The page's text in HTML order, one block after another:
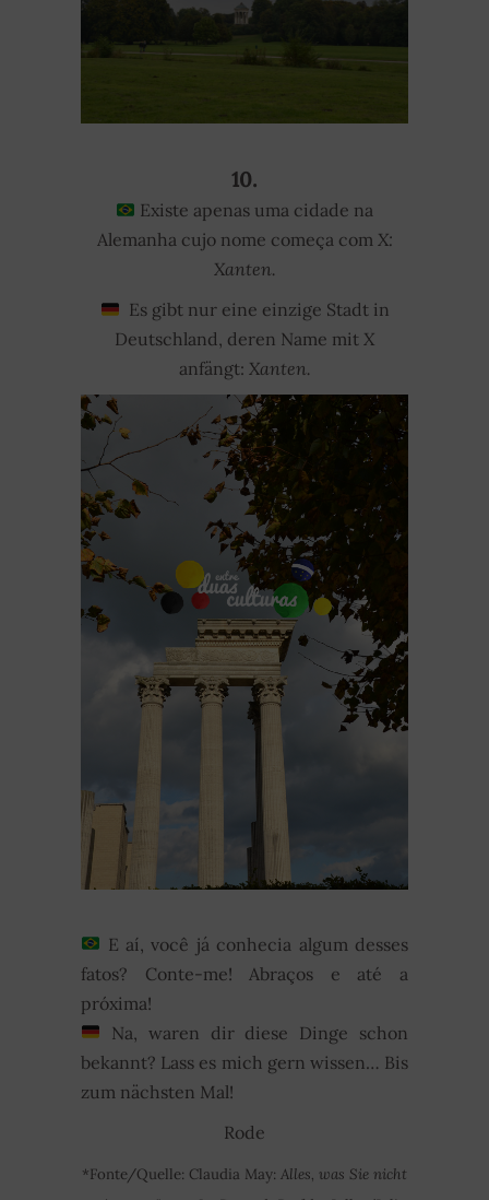
10.
Existe apenas uma cidade na
Alemanha cujo nome começa com X:
Xanten.
Es gibt nur eine einzige Stadt in
Deutschland, deren Name mit X
anfängt: Xanten.
E aí, você já conhecia algum desses
fatos? Conte-me! Abraços e até a
próxima!
Na, waren dir diese Dinge schon
bekannt? Lass es mich gern wissen… Bis
zum nächsten Mal!
Rode
*Fonte/Quelle: Claudia May: Alles, was Sie nicht